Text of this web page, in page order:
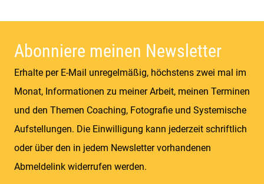
Abonniere meinen Newsletter
Erhalte per E-Mail unregelmäßig, höchstens zwei mal im
Monat, Informationen zu meiner Arbeit, meinen Terminen
und den Themen Coaching, Fotografie und Systemische
Aufstellungen. Die Einwilligung kann jederzeit schriftlich
oder über den in jedem Newsletter vorhandenen
Abmeldelink widerrufen werden.